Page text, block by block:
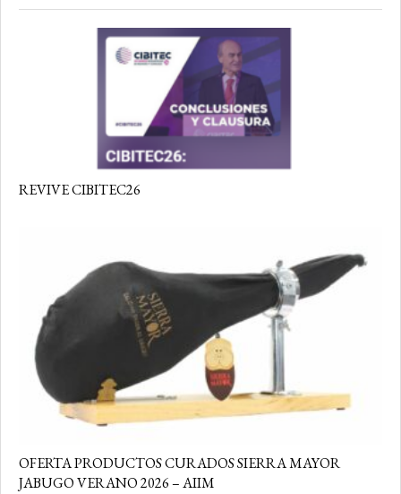
REVIVE CIBITEC26
OFERTA PRODUCTOS CURADOS SIERRA MAYOR
JABUGO VERANO 2026 – AIIM